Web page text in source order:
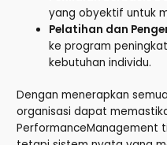
yang obyektif untuk
Pelatihan dan
ke program
kebutuhan individu.
Dengan menerapkan
organisasi dapat
PerformanceManagement